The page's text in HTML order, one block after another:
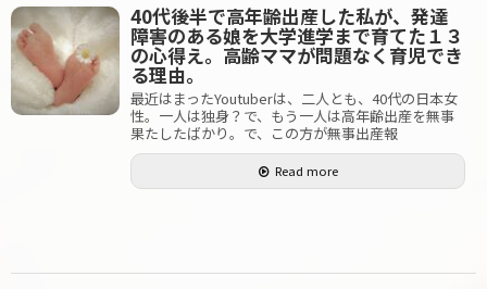
40代後半で高年齢出産した私が、発達
障害のある娘を大学進学まで育てた１３
の心得え。高齢ママが問題なく育児でき
る理由。
最近はまったYoutuberは、二人とも、40代の日本女
性。一人は独身？で、もう一人は高年齢出産を無事
果たしたばかり。で、この方が無事出産報
Read more